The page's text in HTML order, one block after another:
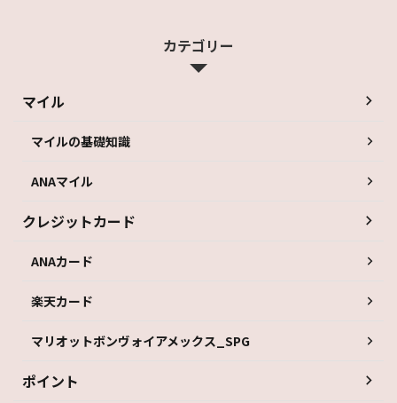
カテゴリー
マイル
マイルの基礎知識
ANAマイル
クレジットカード
ANAカード
楽天カード
マリオットボンヴォイアメックス_SPG
ポイント